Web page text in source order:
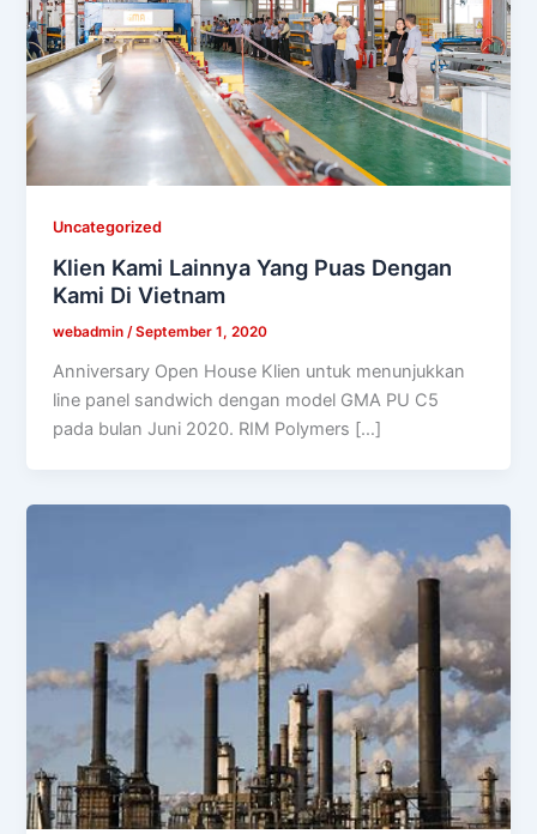
Uncategorized
Klien Kami Lainnya Yang Puas Dengan
Kami Di Vietnam
webadmin/September 1, 2020
Anniversary Open House Klien untuk menunjukkan
line panel sandwich dengan model GMA PU C5
pada bulan Juni 2020. RIM Polymers […]